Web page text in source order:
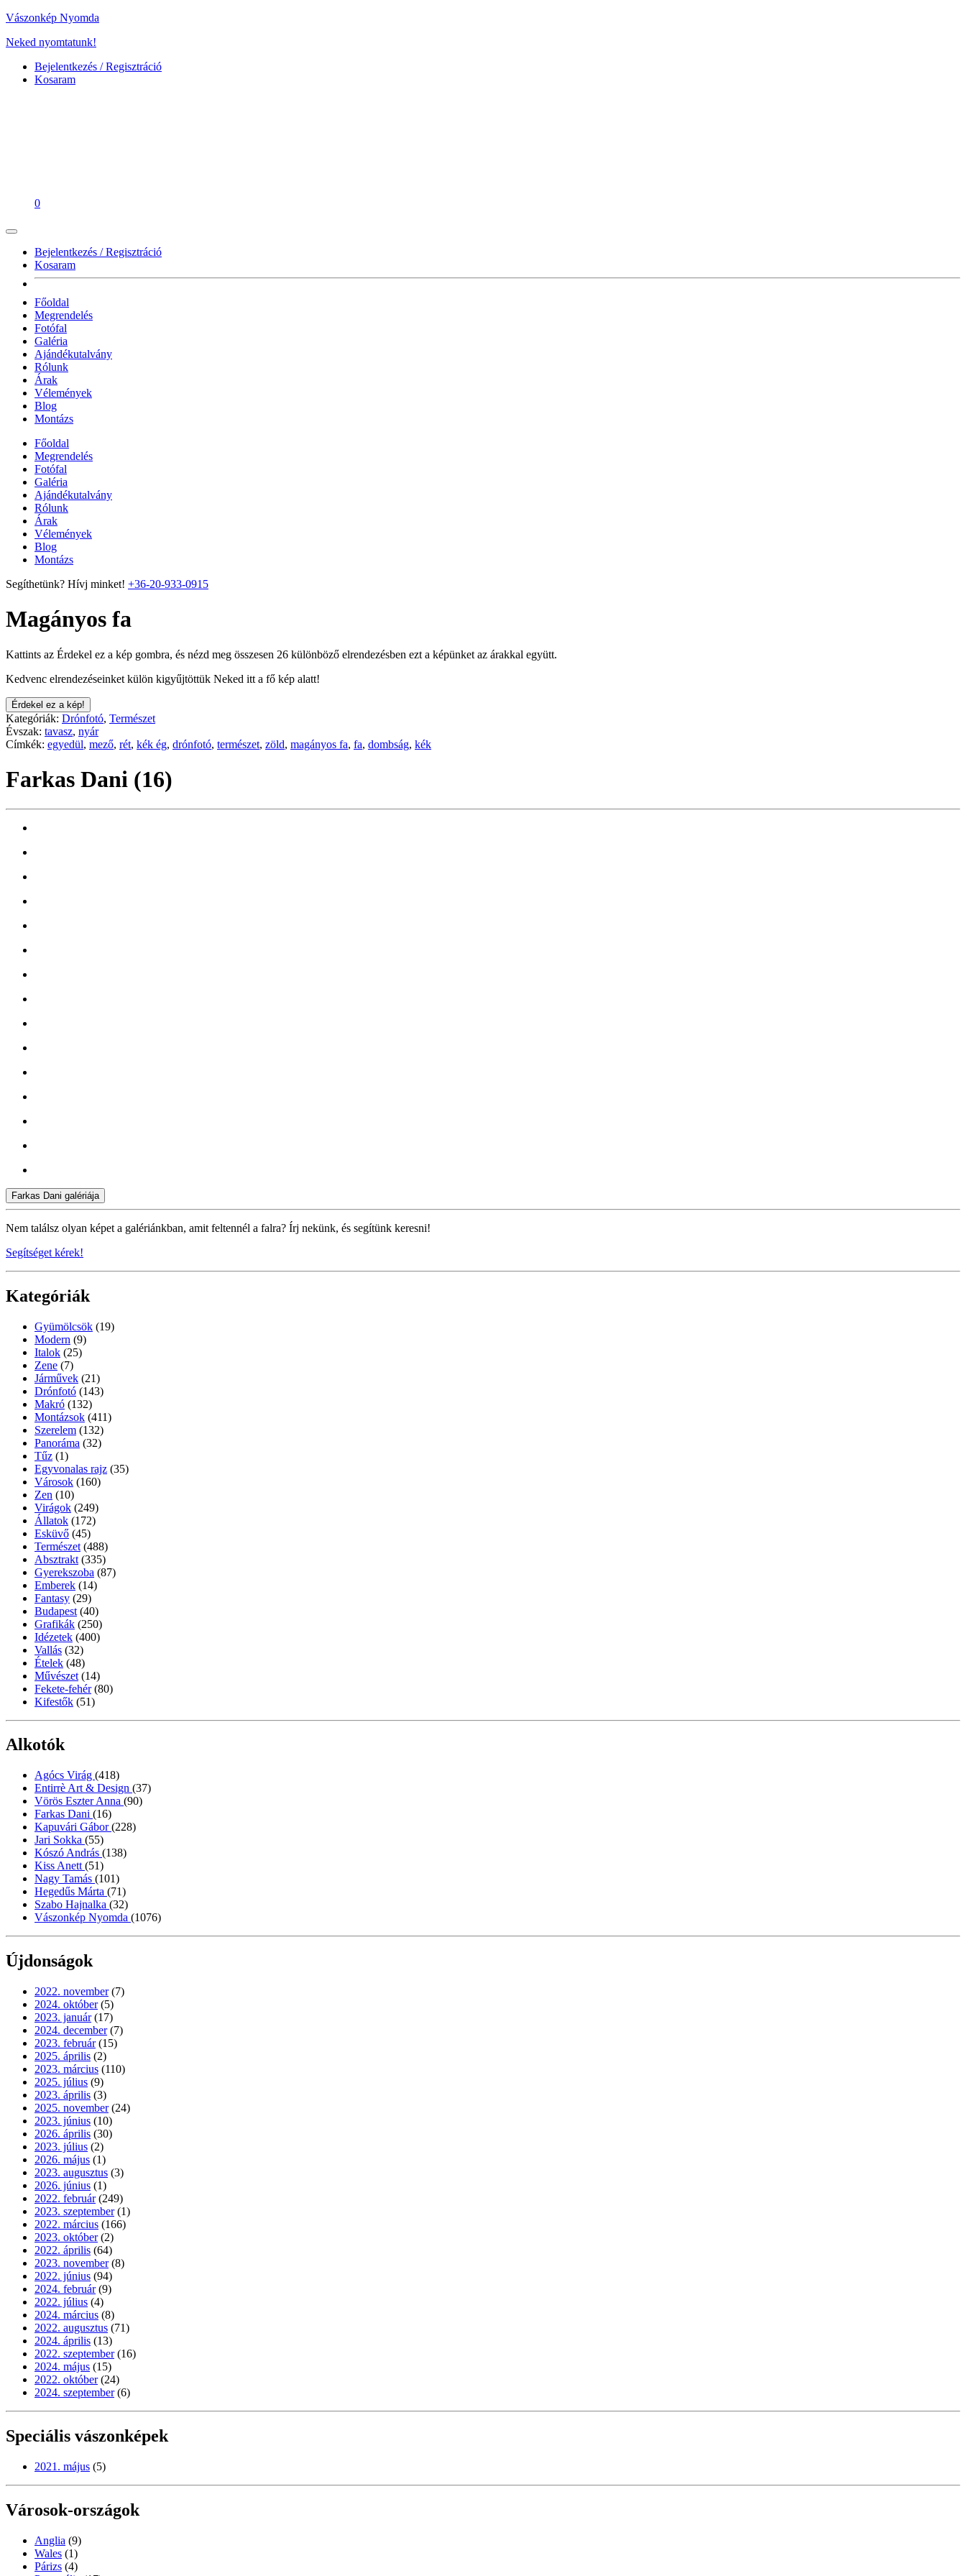
Vászonkép Nyomda
Neked nyomtatunk!
Bejelentkezés / Regisztráció
Kosaram
0
Bejelentkezés / Regisztráció
Kosaram
Főoldal
Megrendelés
Fotófal
Galéria
Ajándékutalvány
Rólunk
Árak
Vélemények
Blog
Montázs
Főoldal
Megrendelés
Fotófal
Galéria
Ajándékutalvány
Rólunk
Árak
Vélemények
Blog
Montázs
Segíthetünk? Hívj minket! +36-20-933-0915
Magányos fa
Kattints az Érdekel ez a kép gombra, és nézd meg összesen 26 különböző elrendezésben ezt a képünket az árakkal együtt.
Kedvenc elrendezéseinket külön kigyűjtöttük Neked itt a fő kép alatt!
Érdekel ez a kép!
Kategóriák: Drónfotó, Természet
Évszak: tavasz, nyár
Címkék: egyedül, mező, rét, kék ég, drónfotó, természet, zöld, magányos fa, fa, dombság, kék
Farkas Dani (16)
Farkas Dani galériája
Nem találsz olyan képet a galériánkban, amit feltennél a falra? Írj nekünk, és segítünk keresni!
Segítséget kérek!
Kategóriák
Gyümölcsök (19)
Modern (9)
Italok (25)
Zene (7)
Járművek (21)
Drónfotó (143)
Makró (132)
Montázsok (411)
Szerelem (132)
Panoráma (32)
Tűz (1)
Egyvonalas rajz (35)
Városok (160)
Zen (10)
Virágok (249)
Állatok (172)
Esküvő (45)
Természet (488)
Absztrakt (335)
Gyerekszoba (87)
Emberek (14)
Fantasy (29)
Budapest (40)
Grafikák (250)
Idézetek (400)
Vallás (32)
Ételek (48)
Művészet (14)
Fekete-fehér (80)
Kifestők (51)
Alkotók
Agócs Virág (418)
Entirrè Art & Design (37)
Vörös Eszter Anna (90)
Farkas Dani (16)
Kapuvári Gábor(228)
Jari Sokka (55)
Kószó András (138)
Kiss Anett (51)
Nagy Tamás (101)
Hegedűs Márta (71)
Szabo Hajnalka (32)
Vászonkép Nyomda (1076)
Újdonságok
2022. november (7)
2024. október (5)
2023. január (17)
2024. december (7)
2023. február (15)
2025. április (2)
2023. március (110)
2025. július (9)
2023. április (3)
2025. november (24)
2023. június (10)
2026. április (30)
2023. július (2)
2026. május (1)
2023. augusztus (3)
2026. június (1)
2022. február (249)
2023. szeptember (1)
2022. március (166)
2023. október (2)
2022. április (64)
2023. november (8)
2022. június (94)
2024. február (9)
2022. július (4)
2024. március (8)
2022. augusztus (71)
2024. április (13)
2022. szeptember (16)
2024. május (15)
2022. október (24)
2024. szeptember (6)
Speciális vászonképek
2021. május (5)
Városok-országok
Anglia (9)
Wales (1)
Párizs (4)